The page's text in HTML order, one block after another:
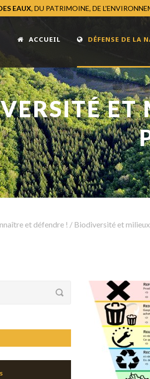
EAUX, DU PATRIMOINE, DE
ACCUEIL DÉFENSE DE LA
ET
et défendre ! / Biodiversité et